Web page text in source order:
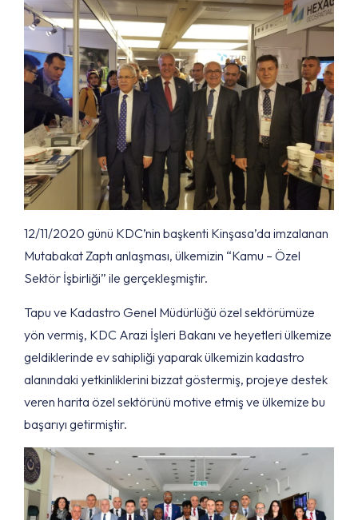
12/11/2020 günü KDC’nin başkenti Kinşasa’da imzalanan
Mutabakat Zaptı anlaşması, ülkemizin “Kamu – Özel
Sektör İşbirliği” ile gerçekleşmiştir.
Tapu ve Kadastro Genel Müdürlüğü özel sektörümüze
yön vermiş, KDC Arazi İşleri Bakanı ve heyetleri ülkemize
geldiklerinde ev sahipliği yaparak ülkemizin kadastro
alanındaki yetkinliklerini bizzat göstermiş, projeye destek
veren harita özel sektörünü motive etmiş ve ülkemize bu
başarıyı getirmiştir.